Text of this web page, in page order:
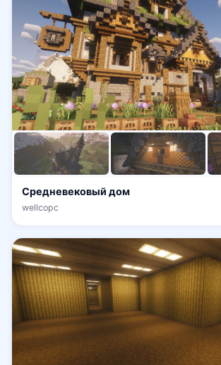
Средневековый дом
wellcopc